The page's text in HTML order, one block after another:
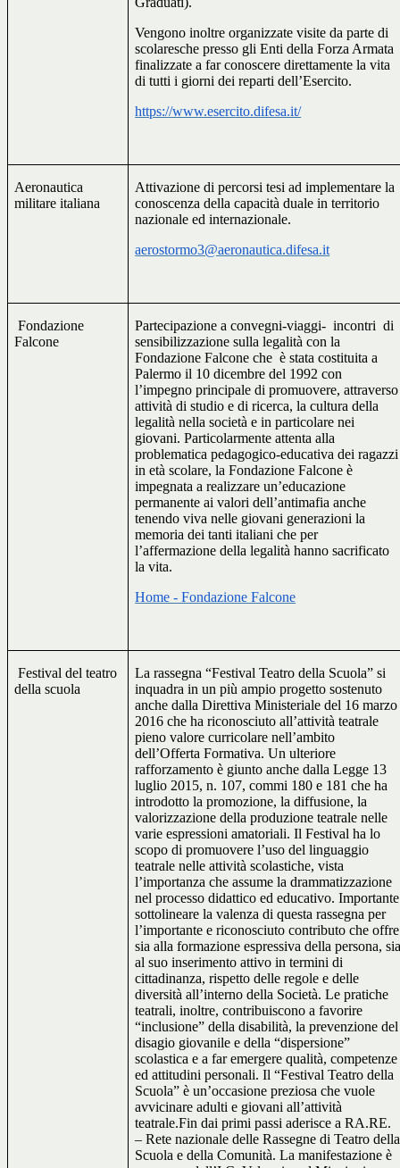
​​Vengono inoltre organizzate visite da parte di
scolaresche presso gli Enti della Forza Armata
finalizzate a far conoscere direttamente la vita
di tutti i giorni dei reparti dell’Esercito.
https://www.esercito.difesa.it/
Aeronautica
militare italiana
Attivazione di percorsi tesi ad implementare la
conoscenza della capacità duale in territorio
nazionale ed internazionale.
aerostormo3@aeronautica.difesa.it
Fondazione
Falcone
Partecipazione a convegni-viaggi- incontri di
sensibilizzazione sulla legalità con la
Fondazione Falcone che è stata costituita a
Palermo il 10 dicembre del 1992 con
l’impegno principale di promuovere, attraverso
attività di studio e di ricerca, la cultura della
legalità nella società e in particolare nei
giovani. Particolarmente attenta alla
problematica pedagogico-educativa dei ragazzi
in età scolare, la Fondazione Falcone è
impegnata a realizzare un’educazione
permanente ai valori dell’antimafia anche
tenendo viva nelle giovani generazioni la
memoria dei tanti italiani che per
l’affermazione della legalità hanno sacrificato
la vita.
Home - Fondazione Falcone
Festival del teatro
della scuola
La rassegna “Festival Teatro della Scuola” si
inquadra in un più ampio progetto sostenuto
anche dalla Direttiva Ministeriale del 16 marzo
2016 che ha riconosciuto all’attività teatrale
pieno valore curricolare nell’ambito
dell’Offerta Formativa. Un ulteriore
rafforzamento è giunto anche dalla Legge 13
luglio 2015, n. 107, commi 180 e 181 che ha
introdotto la promozione, la diffusione, la
valorizzazione della produzione teatrale nelle
varie espressioni amatoriali. Il Festival ha lo
scopo di promuovere l’uso del linguaggio
teatrale nelle attività scolastiche, vista
l’importanza che assume la drammatizzazione
nel processo didattico ed educativo. Importante
sottolineare la valenza di questa rassegna per
l’importante e riconosciuto contributo che offre
sia alla formazione espressiva della persona,
al suo inserimento attivo in termini di
cittadinanza, rispetto delle regole e delle
diversità all’interno della Società. Le pratiche
teatrali, inoltre, contribuiscono a favorire
“inclusione” della disabilità, la prevenzione del
disagio giovanile e della “dispersione”
scolastica e a far emergere qualità, competenze
ed attitudini personali. Il “Festival Teatro della
Scuola” è un’occasione preziosa che vuole
avvicinare adulti e giovani all’attività
teatrale.Fin dai primi passi aderisce a RA.RE.
– Rete nazionale delle Rassegne di Teatro della
Scuola e della Comunità. La manifestazione è